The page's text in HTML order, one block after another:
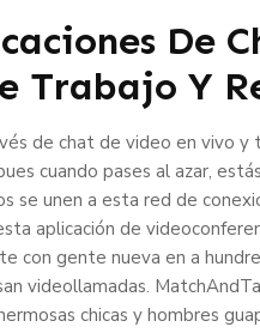
De
Trabajo Y
de chat de video en vivo
cuando pases al azar,
se unen a esta red de
aplicación de
con gente nueva en a
videollamadas.
chicas y hombres